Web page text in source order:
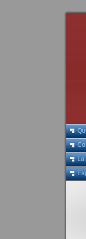
La